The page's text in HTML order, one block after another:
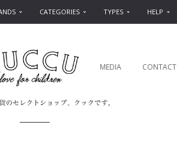
CATEGORIES TYPES HELP
MEDIA CONTACT